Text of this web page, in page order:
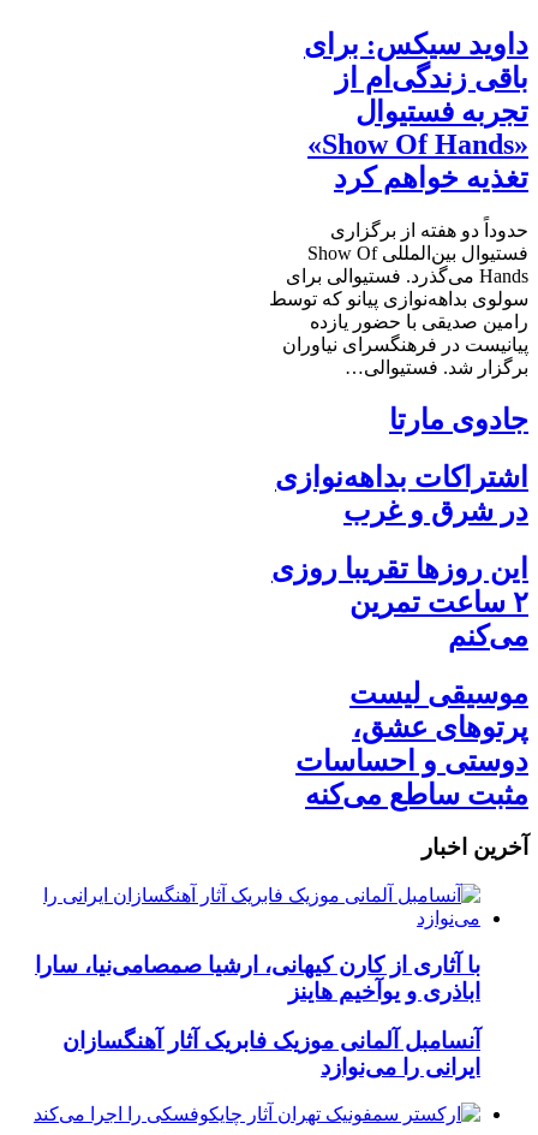
داوید سیکس: برای
باقی زندگی‌ام از
تجربه فستیوال
«Show Of Hands»
تغذیه خواهم کرد
حدوداً دو هفته از برگزاری
فستیوال بین‌المللی Show Of
Hands می‌گذرد. فستیوالی برای
سولوی بداهه‌نوازی پیانو که توسط
رامین صدیقی با حضور یازده
پیانیست در فرهنگسرای نیاوران
برگزار شد. فستیوالی…
جادوی مارتا
اشتراکات بداهه‌نوازی
در شرق و غرب
این روزها تقریبا روزی
۲ ساعت تمرین
می‌کنم
موسیقی لیست
پرتوهای عشق،
دوستی و احساسات
مثبت ساطع می‌كنه
آخرین اخبار
با آثاری از کارن کیهانی، ارشیا صمصامی‌نیا، سارا
اباذری و یوآخیم هاینز
آنسامبل آلمانی موزیک فابریک آثار آهنگسازان
ایرانی را می‌نوازد